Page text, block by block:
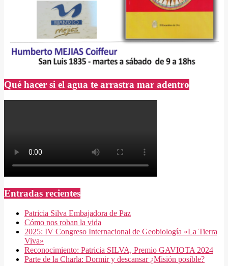
Qué hacer si el agua te arrastra mar adentro
Entradas recientes
Patricia Silva Embajadora de Paz
Cómo nos roban la vida
2025: IV Congreso Internacional de Geobiología «La Tierra
Viva»
Reconocimiento: Patricia SILVA, Premio GAVIOTA 2024
Parte de la Charla: Dormir y descansar ¿Misión posible?